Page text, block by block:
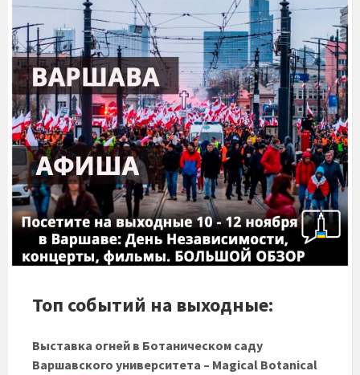
Топ событий на выходные:
Выставка огней в Ботаническом саду
Варшавского университета – Magical Botanical